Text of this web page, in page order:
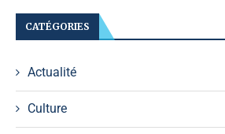
CATÉGORIES
Actualité
Culture